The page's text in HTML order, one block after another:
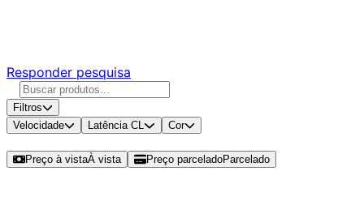
Responder pesquisa
Filtros
Velocidade
Latência CL Cor
Preço à vistaÀ vista Preço parceladoParcelado